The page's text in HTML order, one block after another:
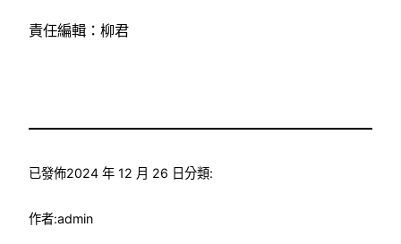
責任編輯：柳君
已發佈2024 年 12 月 26 日分類:
作者:admin